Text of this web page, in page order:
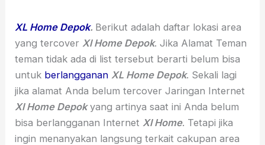
XL Home Depok. Berikut adalah daftar lokasi area
yang tercover Xl Home Depok. Jika Alamat Teman
teman tidak ada di list tersebut berarti belum bisa
untuk berlangganan XL Home Depok. Sekali lagi
jika alamat Anda belum tercover Jaringan Internet
Xl Home Depokyang artinya saat ini Anda belum
bisa berlangganan Internet Xl Home. Tetapi jika
ingin menanyakan langsung terkait cakupan area